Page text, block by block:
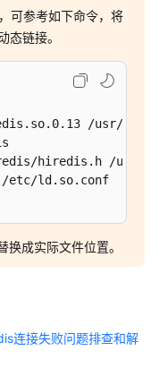
可参考如下命令，将
态链接。
/etc/ld.so.conf
成实际文件位置。
连接失败问题排查和解